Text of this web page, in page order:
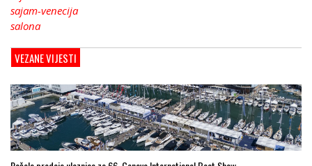
sajam-venecija
salona
VEZANE VIJESTI